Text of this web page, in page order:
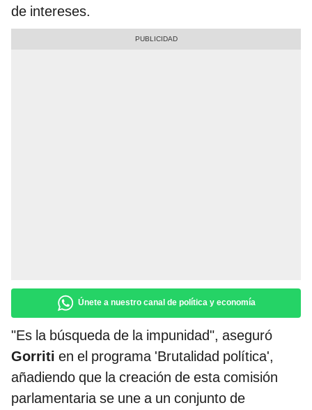
de intereses.
Únete a nuestro canal de política y economía
"Es la búsqueda de la impunidad", aseguró
Gorriti en el programa 'Brutalidad política',
añadiendo que la creación de esta comisión
parlamentaria se une a un conjunto de